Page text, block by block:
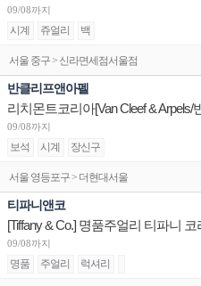
09/08까지
시계 쥬얼리 백
서울 중구 > 신라면세점서울점
반클리프앤아펠
09/08까지
보석 시계 장신구
서울 영등포구 > 더현대서울
티파니앤코
09/08까지
명품 주얼리 럭셔리